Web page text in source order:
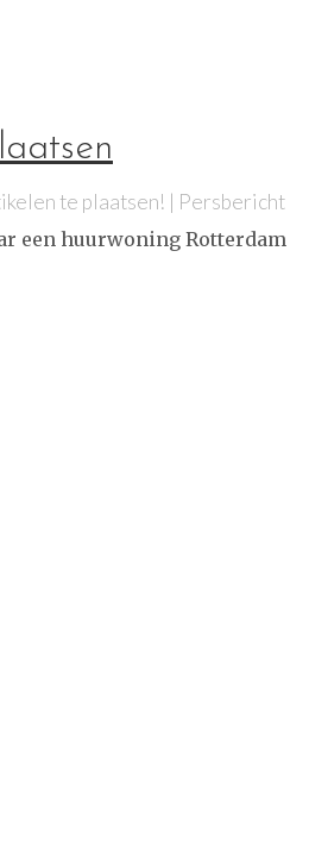
te plaatsen! | Persbericht